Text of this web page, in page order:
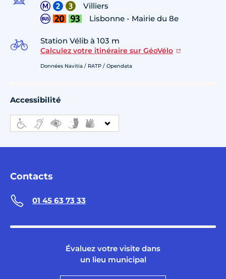
Villiers
Lisbonne - Mairie du 8e
Station Vélib à 103 m
Calculez votre itinéraire sur GéoVélo
Données Navitia / RATP / Opendata
Accessibilité
Contacts
01 45 63 73 33
Évaluez votre visite dans
un lieu municipal